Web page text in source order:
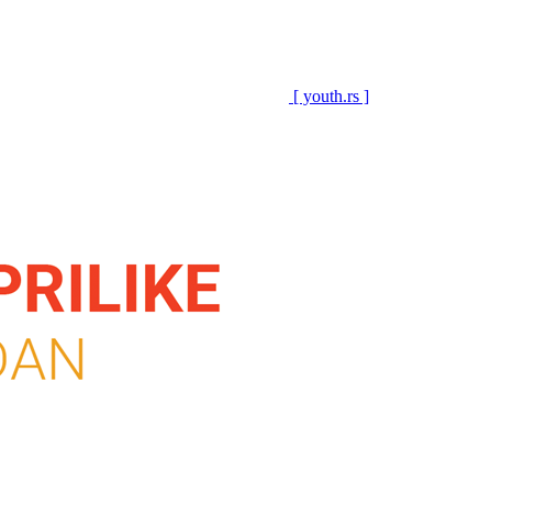
[ youth.rs ]